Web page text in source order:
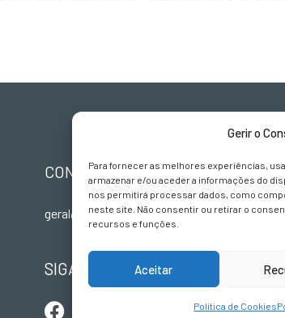
Gerir o
Para fornecer as melhores experiências,
armazenar e/ou aceder a informações do
nos permitirá processar dados, como
neste site. Não consentir ou retirar o
recursos e funções.
Aceitar
Política de Cookies
CONTACTOS
geral@terravivadesign.pt
SIGA-NOS